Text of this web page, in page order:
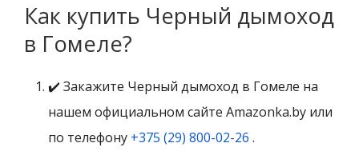
Как купить Черный дымоход
в Гомеле?
✔️ Закажите Черный дымоход в Гомеле на
нашем официальном сайте Amazonka.by или
по телефону +375 (29) 800-02-26 .